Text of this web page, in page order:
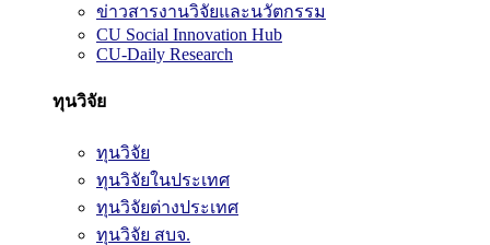
ข่าวสารงานวิจัยและนวัตกรรม
CU Social Innovation Hub
CU-Daily Research
ทุนวิจัย
ทุนวิจัย
ทุนวิจัยในประเทศ
ทุนวิจัยต่างประเทศ
ทุนวิจัย สบจ.